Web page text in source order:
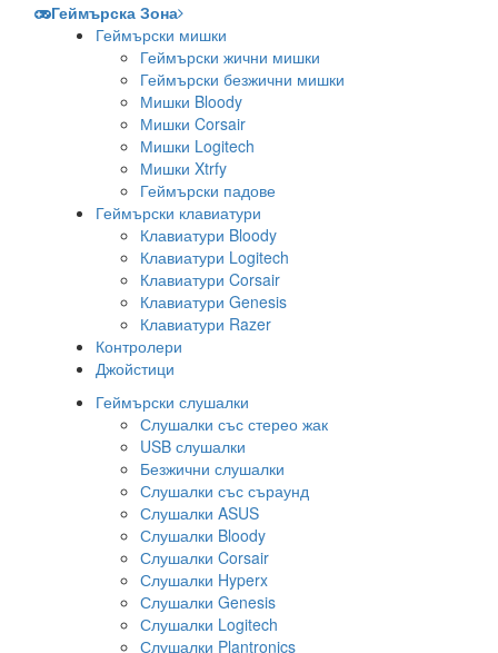
Геймърска Зона
Геймърски мишки
Геймърски жични мишки
Геймърски безжични мишки
Мишки Bloody
Мишки Corsair
Мишки Logitech
Мишки Xtrfy
Геймърски падове
Геймърски клавиатури
Клавиатури Bloody
Клавиатури Logitech
Клавиатури Corsair
Клавиатури Genesis
Клавиатури Razer
Контролери
Джойстици
Геймърски слушалки
Слушалки със стерео жак
USB слушалки
Безжични слушалки
Слушалки със съраунд
Слушалки ASUS
Слушалки Bloody
Слушалки Corsair
Слушалки Hyperx
Слушалки Genesis
Слушалки Logitech
Слушалки Plantronics